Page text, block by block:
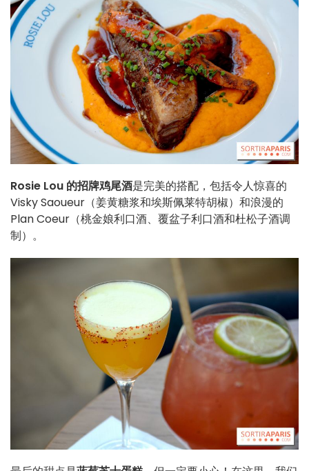
Rosie Lou 的招牌鸡尾酒是完美的搭配，包括令人惊喜的
Visky Saoueur（姜黄糖浆和埃斯佩莱特胡椒）和浪漫的
Plan Coeur（桃金娘利口酒、覆盆子利口酒和杜松子酒调
制）。